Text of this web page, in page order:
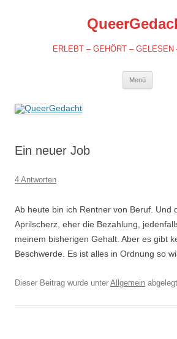
ERLEBT – GEHÖRT – GELESEN
Menü
Ein neuer Job
4 Antworten
Ab heute bin ich Rentner von Beruf. Und
Aprilscherz, eher die Bezahlung,
meinem bisherigen Gehalt. Aber es gibt
Beschwerde. Es ist alles in Ordnung so
Dieser Beitrag wurde unter Allgemein